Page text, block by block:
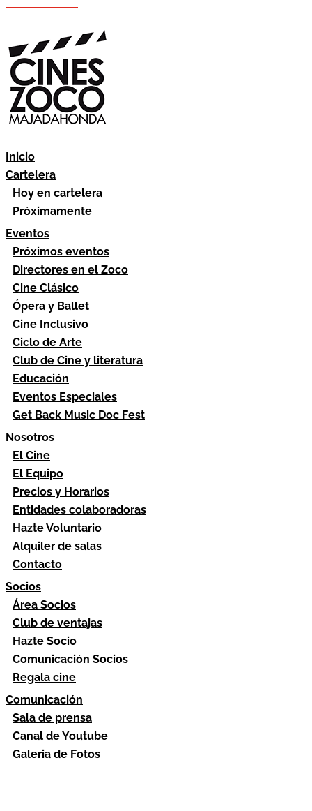
Inicio
Cartelera
Hoy en cartelera
Próximamente
Eventos
Próximos eventos
Directores en el Zoco
Cine Clásico
Ópera y Ballet
Cine Inclusivo
Ciclo de Arte
Club de Cine y literatura
Educación
Eventos Especiales
Get Back Music Doc Fest
Nosotros
El Cine
El Equipo
Precios y Horarios
Entidades colaboradoras
Hazte Voluntario
Alquiler de salas
Contacto
Socios
Área Socios
Club de ventajas
Hazte Socio
Comunicación Socios
Regala cine
Comunicación
Sala de prensa
Canal de Youtube
Galeria de Fotos